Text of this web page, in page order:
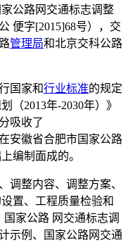
公路网交通标志调整
便字[2015]68号），交
管理局和北京交科公路
国家和行业标准的规定
（2013年-2030年）》
吸收了
安徽省合肥市国家公路
编制面成的。
调整内容、调整方案、
置、工程质量检验和
家公路 网交通标志调
示例、国家公路网交通